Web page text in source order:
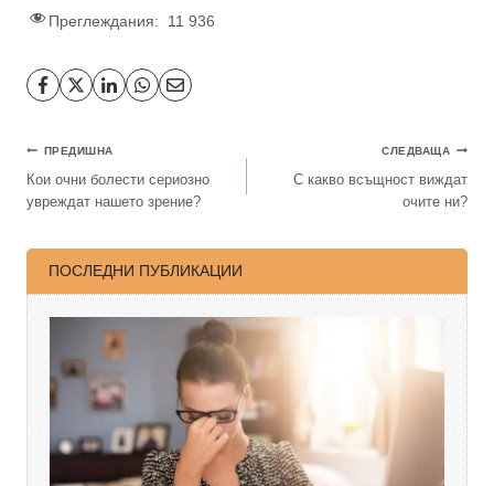
Преглеждания: 11 936
ПРЕДИШНА
Кои очни болести сериозно
увреждат нашето зрение?
СЛЕДВАЩА
С какво всъщност виждат
очите ни?
ПОСЛЕДНИ ПУБЛИКАЦИИ